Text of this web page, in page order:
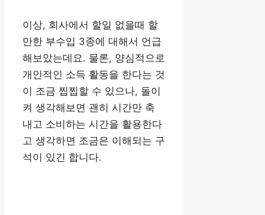
이상, 회사에서 할일 없을때 할
만한 부수입 3종에 대해서 언급
해보았는데요. 물론, 양심적으로
개인적인 소득 활동을 한다는 것
이 조금 찝찝할 수 있으나, 돌이
켜 생각해보면 괜히 시간만 축
내고 소비하는 시간을 활용한다
고 생각하면 조금은 이해되는 구
석이 있긴 합니다.